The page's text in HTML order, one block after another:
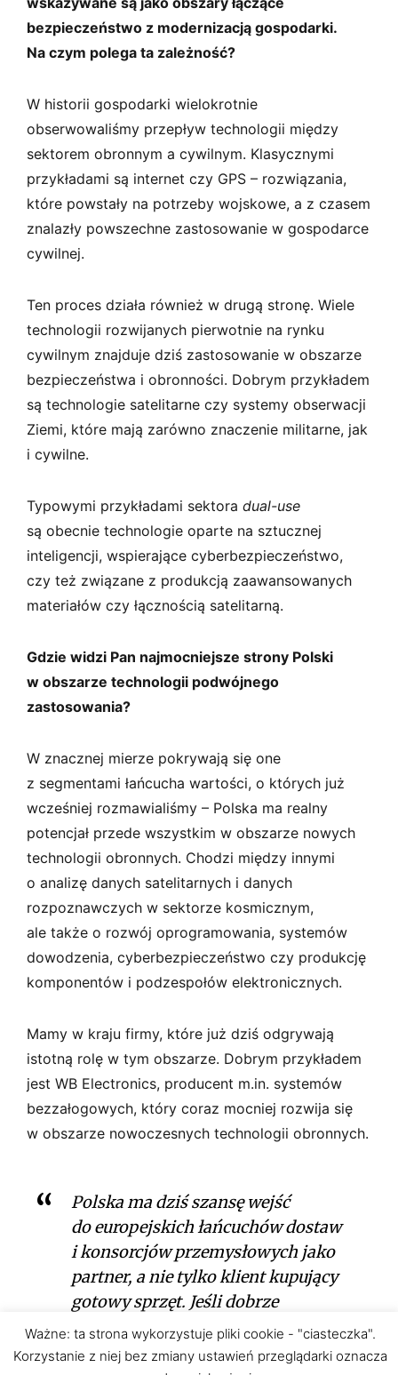
bezpieczeństwo z modernizacją gospodarki.
Na czym polega ta zależność?
W historii gospodarki wielokrotnie
obserwowaliśmy przepływ technologii między
sektorem obronnym a cywilnym. Klasycznymi
przykładami są internet czy GPS – rozwiązania,
które powstały na potrzeby wojskowe, a z czasem
znalazły powszechne zastosowanie w gospodarce
cywilnej.
Ten proces działa również w drugą stronę. Wiele
technologii rozwijanych pierwotnie na rynku
cywilnym znajduje dziś zastosowanie w obszarze
bezpieczeństwa i obronności. Dobrym przykładem
są technologie satelitarne czy systemy obserwacji
Ziemi, które mają zarówno znaczenie militarne, jak
i cywilne.
Typowymi przykładami sektora dual-use
są obecnie technologie oparte na sztucznej
inteligencji, wspierające cyberbezpieczeństwo,
czy też związane z produkcją zaawansowanych
materiałów czy łącznością satelitarną.
Gdzie widzi Pan najmocniejsze strony Polski
w obszarze technologii podwójnego
zastosowania?
W znacznej mierze pokrywają się one
z segmentami łańcucha wartości, o których już
wcześniej rozmawialiśmy – Polska ma realny
potencjał przede wszystkim w obszarze nowych
technologii obronnych. Chodzi między innymi
o analizę danych satelitarnych i danych
rozpoznawczych w sektorze kosmicznym,
ale także o rozwój oprogramowania, systemów
dowodzenia, cyberbezpieczeństwo czy produkcję
komponentów i podzespołów elektronicznych.
Mamy w kraju firmy, które już dziś odgrywają
istotną rolę w tym obszarze. Dobrym przykładem
jest WB Electronics, producent m.in. systemów
bezzałogowych, który coraz mocniej rozwija się
w obszarze nowoczesnych technologii obronnych.
Polska ma dziś szansę wejść
do europejskich łańcuchów dostaw
i konsorcjów przemysłowych jako
partner, a nie tylko klient kupujący
gotowy sprzęt. Jeśli dobrze
wykorzystamy ten moment, możemy
zbudować trwałe kompetencje
Ważne: ta strona wykorzystuje pliki cookie - "ciasteczka".
Korzystanie z niej bez zmiany ustawień przeglądarki oznacza